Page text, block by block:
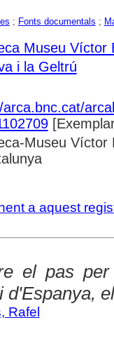
; Fonts documentals ;
Museu Víctor
i la Geltrú
arca.bnc.cat/
Museu Víctor
a aquest
el pas
d'Espanya,
Rafel